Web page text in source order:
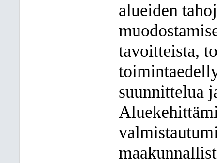
alueiden
tavoitteista,
suunnittelua